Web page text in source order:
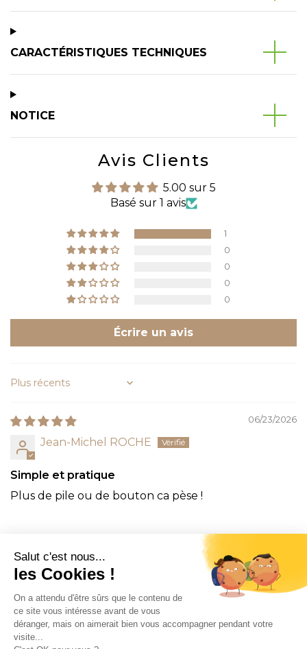
CARACTÉRISTIQUES TECHNIQUES
NOTICE
Avis Clients
5.00 sur 5
Basé sur 1 avis
1
0
0
0
0
Écrire un avis
Sort by
06/23/2026
Jean-Michel ROCHE
Simple et pratique
Plus de pile ou de bouton ca pèse !
CONTACT
INFORMATION
EN SAVOIR PLUS